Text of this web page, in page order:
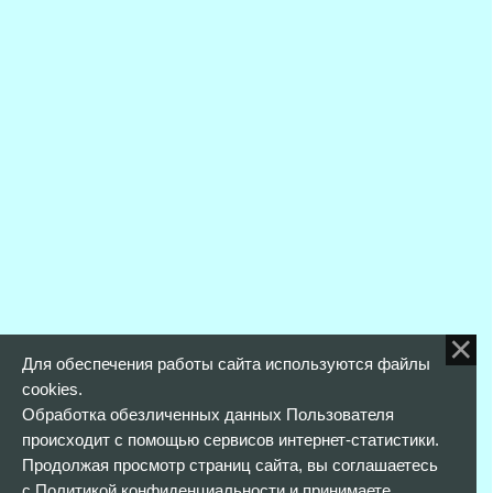
Для обеспечения работы сайта используются файлы
cookies.
Обработка обезличенных данных Пользователя
происходит с помощью сервисов интернет-статистики.
Продолжая просмотр страниц сайта, вы соглашаетесь